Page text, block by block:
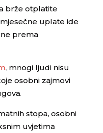
brže otplatite
uplate ide
prema
, mnogi ljudi nisu
osobni zajmovi
stopa, osobni
uvjetima